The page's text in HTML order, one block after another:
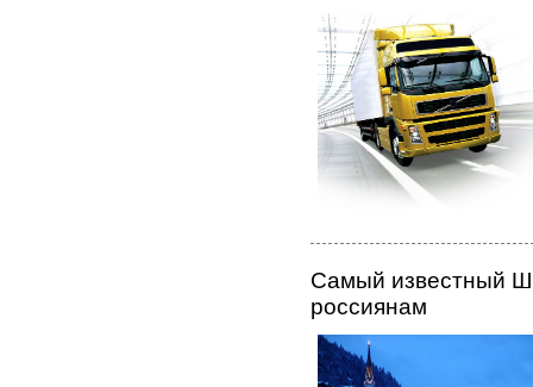
Самый известный
россиянам